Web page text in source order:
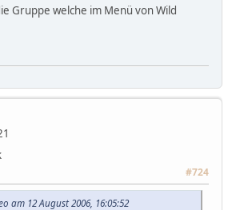
Gruppe welche im Menü von Wild
#724
am 12 August 2006, 16:05:52